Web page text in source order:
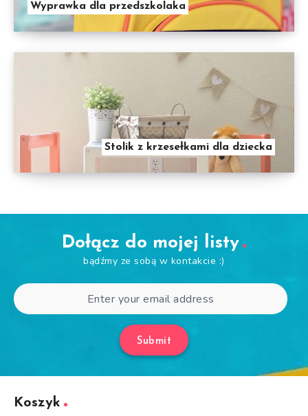
Wyprawka dla przedszkolaka
Stolik z krzesełkami dla dziecka
Dołącz do mojej listy
bądźmy ze sobą w kontakcie :)
Submit
Koszyk